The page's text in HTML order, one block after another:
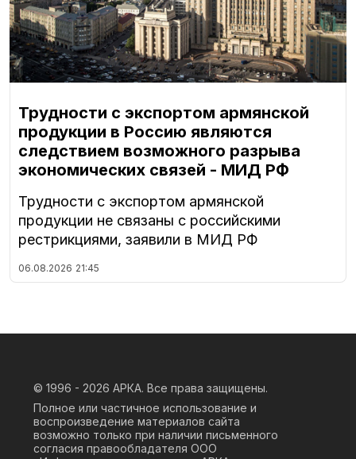
Трудности с экспортом армянской
продукции в Россию являются
следствием возможного разрыва
экономических связей - МИД РФ
Трудности с экспортом армянской
продукции не связаны с российскими
рестрикциями, заявили в МИД РФ
06.08.2026 21:45
© 1996 - 2026 АРКА. Все права защищены.
Полное или частичное использование и
воспроизведение материалов сайта
возможно только при наличии письменного
согласия правообладателя ООО